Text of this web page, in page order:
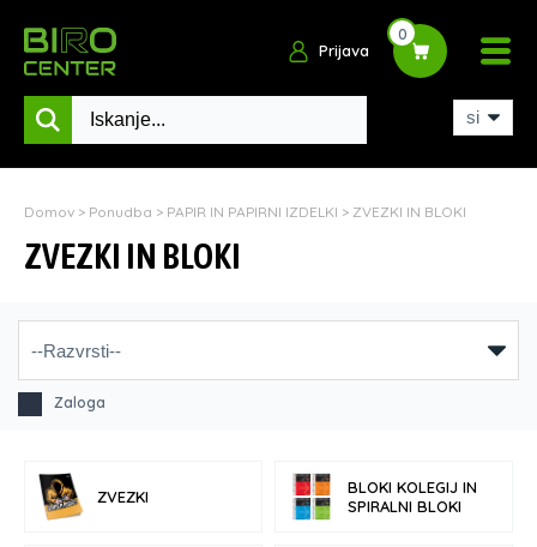
Prijava
0
Domov > Ponudba > PAPIR IN PAPIRNI IZDELKI > ZVEZKI IN BLOKI
ZVEZKI IN BLOKI
Zaloga
ZVEZKI
BLOKI KOLEGIJ IN
SPIRALNI BLOKI